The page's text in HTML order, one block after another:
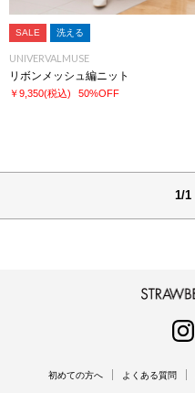
SALE 洗える
UNIVERVALMUSE
リボンメッシュ編ニット
￥9,350(税込) 50%OFF
1/1
初めての方へ よくある質問